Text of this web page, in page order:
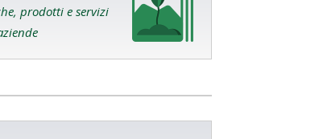
prodotti e servizi